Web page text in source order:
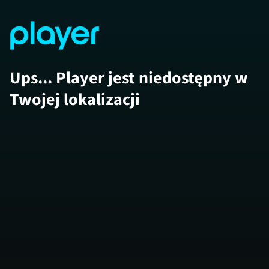
Ups... Player jest niedostępny w
Twojej lokalizacji